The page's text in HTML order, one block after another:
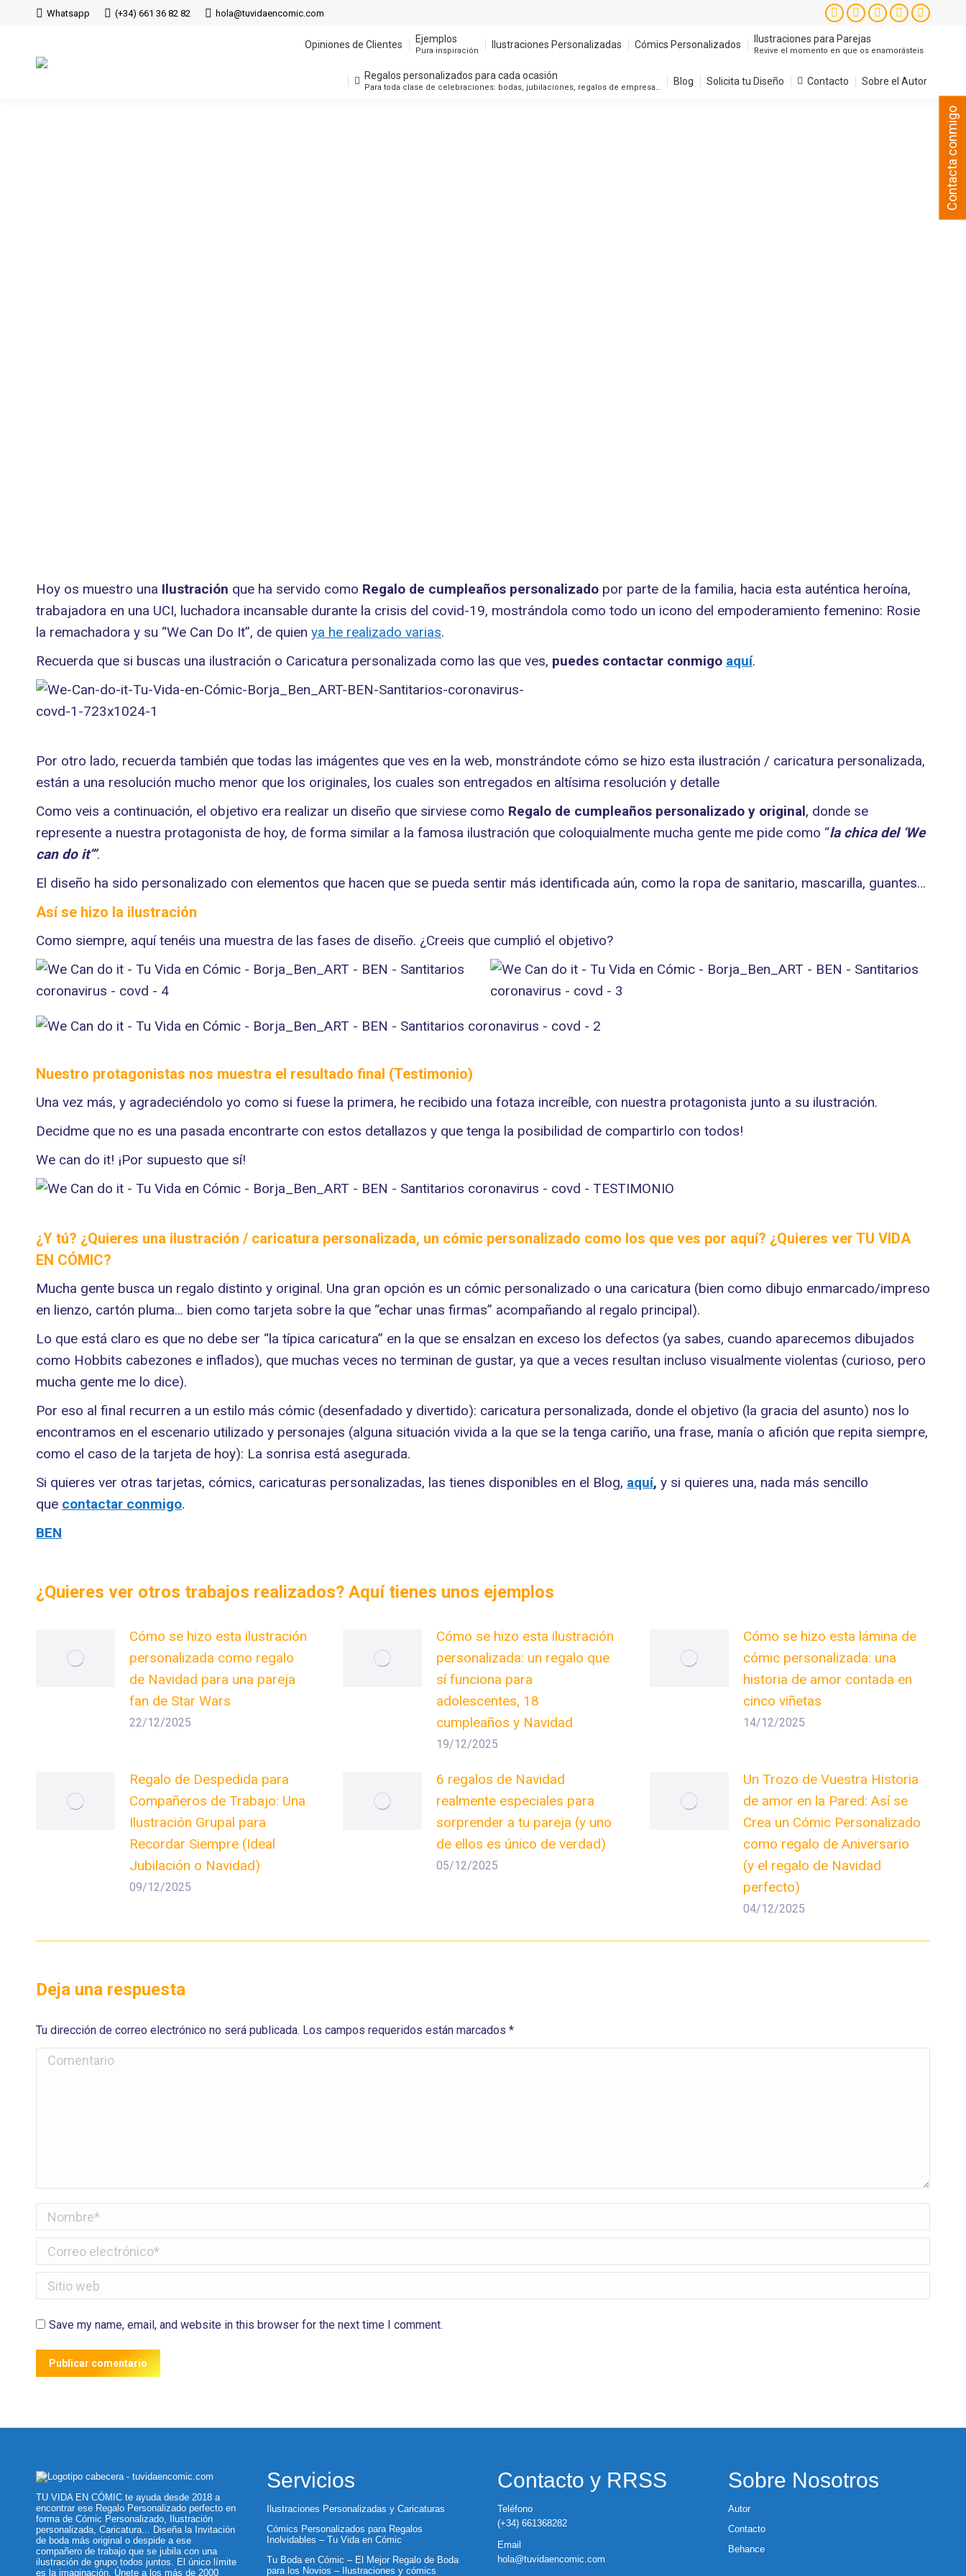
Whatsapp (+34) 661 36 82 82 hola@tuvidaencomic.com
Instagram
page
opens
in
Facebook
page
opens
in
X
opens
in
YouTube
opens
in
opens
in
new
window
Opiniones de Clientes Ejemplos
Pura inspiración
Ilustraciones Personalizadas Cómics Personalizados Ilustraciones para Parejas
Revive el momento en que os enamorásteis
Regalos personalizados para cada ocasión
Para toda clase de celebraciones: bodas, jubilaciones, regalos de empresa…
Blog Solicita tu Diseño Contacto Sobre el Autor
Hoy os muestro una Ilustración que ha servido como Regalo de cumpleaños personalizado por parte de la familia, hacia esta auténtica heroína,
trabajadora en una UCI, luchadora incansable durante la crisis del covid-19, mostrándola como todo un icono del empoderamiento femenino: Rosie
la remachadora y su “We Can Do It”, de quien ya he realizado varias.
Recuerda que si buscas una ilustración o Caricatura personalizada como las que ves, puedes contactar conmigo aquí.
Por otro lado, recuerda también que todas las imágentes que ves en la web, monstrándote cómo se hizo esta ilustración / caricatura personalizada,
están a una resolución mucho menor que los originales, los cuales son entregados en altísima resolución y detalle
Como veis a continuación, el objetivo era realizar un diseño que sirviese como Regalo de cumpleaños personalizado y original, donde se
represente a nuestra protagonista de hoy, de forma similar a la famosa ilustración que coloquialmente mucha gente me pide como “la chica del ‘We
can do it’”.
El diseño ha sido personalizado con elementos que hacen que se pueda sentir más identificada aún, como la ropa de sanitario, mascarilla, guantes…
Así se hizo la ilustración
Como siempre, aquí tenéis una muestra de las fases de diseño. ¿Creeis que cumplió el objetivo?
Nuestro protagonistas nos muestra el resultado final (Testimonio)
Una vez más, y agradeciéndolo yo como si fuese la primera, he recibido una fotaza increíble, con nuestra protagonista junto a su ilustración.
Decidme que no es una pasada encontrarte con estos detallazos y que tenga la posibilidad de compartirlo con todos!
We can do it! ¡Por supuesto que sí!
¿Y tú? ¿Quieres una ilustración / caricatura personalizada, un cómic personalizado como los que ves por aquí? ¿Quieres ver TU VIDA
EN CÓMIC?
Mucha gente busca un regalo distinto y original. Una gran opción es un cómic personalizado o una caricatura (bien como dibujo enmarcado/impreso
en lienzo, cartón pluma… bien como tarjeta sobre la que “echar unas firmas” acompañando al regalo principal).
Lo que está claro es que no debe ser “la típica caricatura” en la que se ensalzan en exceso los defectos (ya sabes, cuando aparecemos dibujados
como Hobbits cabezones e inflados), que muchas veces no terminan de gustar, ya que a veces resultan incluso visualmente violentas (curioso, pero
mucha gente me lo dice).
Por eso al final recurren a un estilo más cómic (desenfadado y divertido): caricatura personalizada, donde el objetivo (la gracia del asunto) nos lo
encontramos en el escenario utilizado y personajes (alguna situación vivida a la que se la tenga cariño, una frase, manía o afición que repita siempre,
como el caso de la tarjeta de hoy): La sonrisa está asegurada.
Si quieres ver otras tarjetas, cómics, caricaturas personalizadas, las tienes disponibles en el Blog, aquí, y si quieres una, nada más sencillo
que contactar conmigo.
BEN
¿Quieres ver otros trabajos realizados? Aquí tienes unos ejemplos
Cómo se hizo esta ilustración
personalizada como regalo
de Navidad para una pareja
fan de Star Wars
22/12/2025
Cómo se hizo esta ilustración
personalizada: un regalo que
sí funciona para
adolescentes, 18
cumpleaños y Navidad
19/12/2025
Cómo se hizo esta lámina de
cómic personalizada: una
historia de amor contada en
cinco viñetas
14/12/2025
Regalo de Despedida para
Compañeros de Trabajo: Una
Ilustración Grupal para
Recordar Siempre (Ideal
Jubilación o Navidad)
09/12/2025
6 regalos de Navidad
realmente especiales para
sorprender a tu pareja (y uno
de ellos es único de verdad)
05/12/2025
Un Trozo de Vuestra Historia
de amor en la Pared: Así se
Crea un Cómic Personalizado
como regalo de Aniversario
(y el regalo de Navidad
perfecto)
04/12/2025
Deja una respuesta
Tu dirección de correo electrónico no será publicada. Los campos requeridos están marcados *
Comentario
Nombre *
Correo electrónico *
Sitio web
Save my name, email, and website in this browser for the next time I comment.
Publicar comentario
TU VIDA EN CÓMIC te ayuda desde 2018 a
encontrar ese Regalo Personalizado perfecto en
forma de Cómic Personalizado, Ilustración
personalizada, Caricatura... Diseña la Invitación
de boda más original o despide a ese
compañero de trabajo que se jubila con una
ilustración de grupo todos juntos. El único límite
es la imaginación. Únete a los más de 2000
Servicios
Ilustraciones Personalizadas y Caricaturas
Cómics Personalizados para Regalos
Inolvidables – Tu Vida en Cómic
Tu Boda en Cómic – El Mejor Regalo de Boda
para los Novios – Ilustraciones y cómics
Contacto y RRSS
Teléfono
(+34) 661368282
Email
hola@tuvidaencomic.com
Sobre Nosotros
Autor
Contacto
Behance
Contacta conmigo